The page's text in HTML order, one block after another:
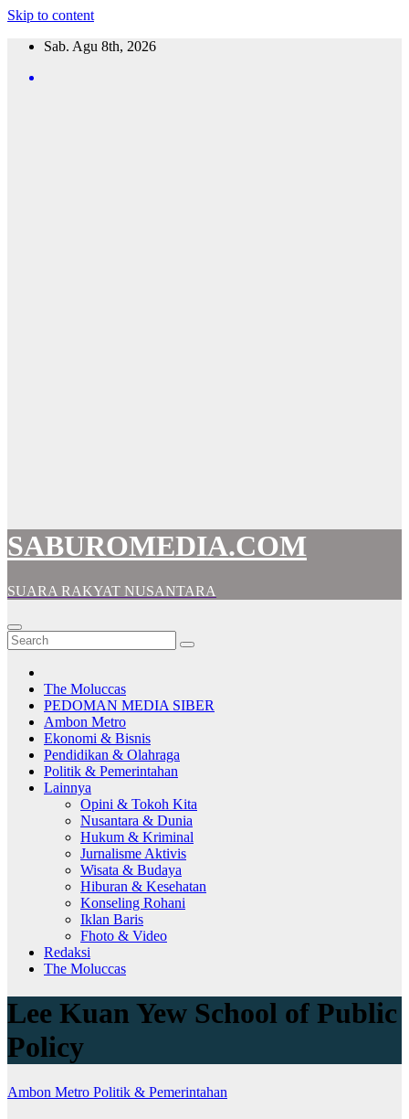
Skip to content
Sab. Agu 8th, 2026
SABUROMEDIA.COM
SUARA RAKYAT NUSANTARA
The Moluccas
PEDOMAN MEDIA SIBER
Ambon Metro
Ekonomi & Bisnis
Pendidikan & Olahraga
Politik & Pemerintahan
Lainnya
Opini & Tokoh Kita
Nusantara & Dunia
Hukum & Kriminal
Jurnalisme Aktivis
Wisata & Budaya
Hiburan & Kesehatan
Konseling Rohani
Iklan Baris
Fhoto & Video
Redaksi
The Moluccas
Lee Kuan Yew School of Public
Policy
Ambon Metro Politik & Pemerintahan